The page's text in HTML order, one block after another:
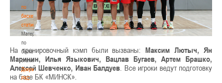
по
баскетбольной
статистике
Материалы
по
баскетбольной
статистике
Документы
РКС
На тренировочный кэмп были вызваны: Максим Лютыч, Ян
Маринин, Илья Языкович, Вацлав Бугаев, Артем Брашко,
Алексей Шевченко, Иван Балдуев . Все игроки ведут подготовку
на базе БК «МИНСК».